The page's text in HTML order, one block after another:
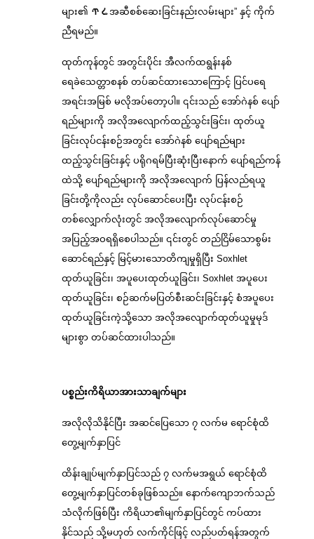
များ၏ ጥሬအဆီစစ်ဆေးခြင်းနည်းလမ်းများ” နှင့် ကိုက်
ညီရမည်။
ထုတ်ကုန်တွင် အတွင်းပိုင်း အီလက်ထရွန်းနစ်
ရေခဲသေတ္တာစနစ် တပ်ဆင်ထားသောကြောင့် ပြင်ပရေ
အရင်းအမြစ် မလိုအပ်တော့ပါ။ ၎င်းသည် အော်ဂဲနစ် ပျော်
ရည်များကို အလိုအလျောက်ထည့်သွင်းခြင်း၊ ထုတ်ယူ
ခြင်းလုပ်ငန်းစဉ်အတွင်း အော်ဂဲနစ် ပျော်ရည်များ
ထည့်သွင်းခြင်းနှင့် ပရိုဂရမ်ပြီးဆုံးပြီးနောက် ပျော်ရည်ကန်
ထဲသို့ ပျော်ရည်များကို အလိုအလျောက် ပြန်လည်ရယူ
ခြင်းတို့ကိုလည်း လုပ်ဆောင်ပေးပြီး လုပ်ငန်းစဉ်
တစ်လျှောက်လုံးတွင် အလိုအလျောက်လုပ်ဆောင်မှု
အပြည့်အဝရရှိစေပါသည်။ ၎င်းတွင် တည်ငြိမ်သောစွမ်း
ဆောင်ရည်နှင့် မြင့်မားသောတိကျမှုရှိပြီး Soxhlet
ထုတ်ယူခြင်း၊ အပူပေးထုတ်ယူခြင်း၊ Soxhlet အပူပေး
ထုတ်ယူခြင်း၊ စဉ်ဆက်မပြတ်စီးဆင်းခြင်းနှင့် စံအပူပေး
ထုတ်ယူခြင်းကဲ့သို့သော အလိုအလျောက်ထုတ်ယူမှုမုဒ်
များစွာ တပ်ဆင်ထားပါသည်။
ပစ္စည်းကိရိယာအားသာချက်များ
အလိုလိုသိနိုင်ပြီး အဆင်ပြေသော ၇ လက်မ ရောင်စုံထိ
တွေ့မျက်နှာပြင်
ထိန်းချုပ်မျက်နှာပြင်သည် ၇ လက်မအရွယ် ရောင်စုံထိ
တွေ့မျက်နှာပြင်တစ်ခုဖြစ်သည်။ နောက်ကျောဘက်သည်
သံလိုက်ဖြစ်ပြီး ကိရိယာ၏မျက်နှာပြင်တွင် ကပ်ထား
နိုင်သည် သို့မဟုတ် လက်ကိုင်ဖြင့် လည်ပတ်ရန်အတွက်